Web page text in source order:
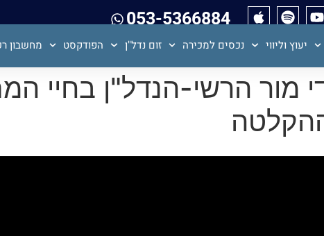
053-5366884
יעוץ וליווי נכסים למכירה זום נדל"ן הפודקסט מחשבון
102-צחי עדי מור הרשי-הנדל"ן